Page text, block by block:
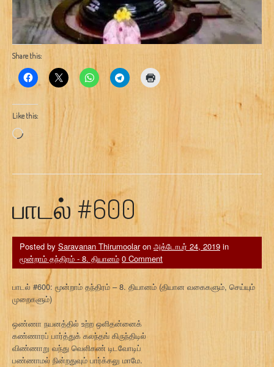
Share this:
Like this:
Loading…
பாடல் #600
Posted by Saravanan Thirumoolaron அக்டோபர் 24, 2019 in
மூன்றாம் தந்திரம் - 8. தியானம் 0 Comment
பாடல் #600: மூன்றாம் தந்திரம் – 8. தியானம் (தியான வகைகளும், செய்யும்
முறைகளும்)
ஒண்ணா நயனத்தில் உற்ற ஒளிதன்னைக்
கண்ணாரப் பார்த்துக் கலந்தங் கிருந்திடில்
விண்ணாறு வந்து வெளிகண் டிடவோடிப்
பண்ணாமல் நின்றதுவும் பார்க்கலு மாமே.